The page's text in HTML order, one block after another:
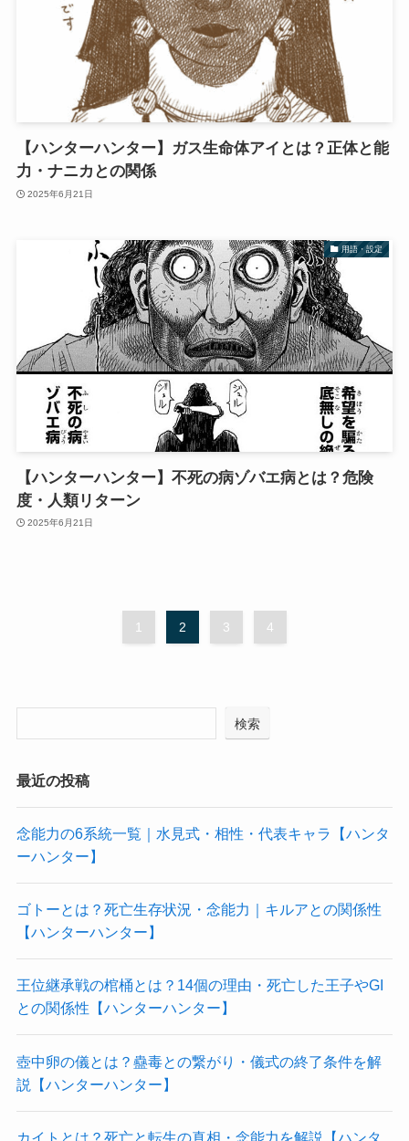
【ハンターハンター】ガス生命体アイとは？正体と能
力・ナニカとの関係
2025年6月21日
用語・設定
【ハンターハンター】不死の病ゾバエ病とは？危険
度・人類リターン
2025年6月21日
1 2 3 4
検索
最近の投稿
念能力の6系統一覧｜水見式・相性・代表キャラ【ハンタ
ーハンター】
ゴトーとは？死亡生存状況・念能力｜キルアとの関係性
【ハンターハンター】
王位継承戦の棺桶とは？14個の理由・死亡した王子やGI
との関係性【ハンターハンター】
壺中卵の儀とは？蠱毒との繋がり・儀式の終了条件を解
説【ハンターハンター】
カイトとは？死亡と転生の真相・念能力を解説【ハンタ